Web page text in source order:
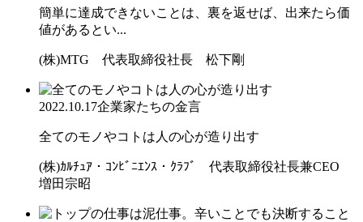
簡単に達成できないことは、裏を返せば、出来たら価
値があるとい...
(株)MTG 代表取締役社長 松下剛
2022.10.17企業家たちの金言
全てのモノやコトは人の心が造り出す
(株)ｶﾙﾁｭｱ・ｺﾝﾋﾞﾆｴﾝｽ・ｸﾗﾌﾞ 代表取締役社長兼CEO
増田宗昭